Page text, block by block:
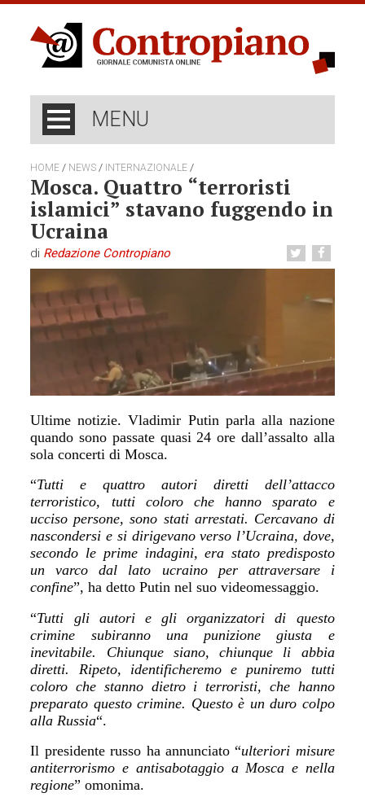
MENU
HOME / NEWS / INTERNAZIONALE /
Mosca. Quattro “terroristi
islamici” stavano fuggendo in
Ucraina
di Redazione Contropiano
Ultime notizie. Vladimir Putin parla alla nazione
quando sono passate quasi 24 ore dall’assalto alla
sola concerti di Mosca.
“Tutti e quattro autori diretti dell’attacco
terroristico, tutti coloro che hanno sparato e
ucciso persone, sono stati arrestati. Cercavano di
nascondersi e si dirigevano verso l’Ucraina, dove,
secondo le prime indagini, era stato predisposto
unvarco dal lato ucraino per attraversare i
confine”, ha detto Putin nel suo videomessaggio.
“Tutti gli autori e gli organizzatori di questo
crimine subiranno una punizione giusta e
inevitabile. Chiunque siano, chiunque li abbia
diretti. Ripeto, identificheremo e puniremo tutti
coloro che stanno dietro i terroristi, che hanno
preparato questo crimine. Questo è un duro colpo
alla Russia“.
Il presidente russo ha annunciato “ulteriori misure
antiterrorismo e antisabotaggio a Mosca e nella
regione” omonima.